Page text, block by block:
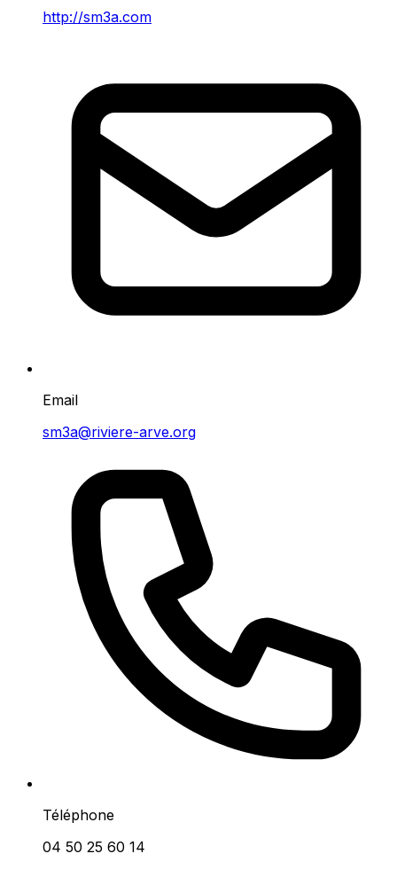
http://sm3a.com
Email
sm3a@riviere-arve.org
Téléphone
04 50 25 60 14